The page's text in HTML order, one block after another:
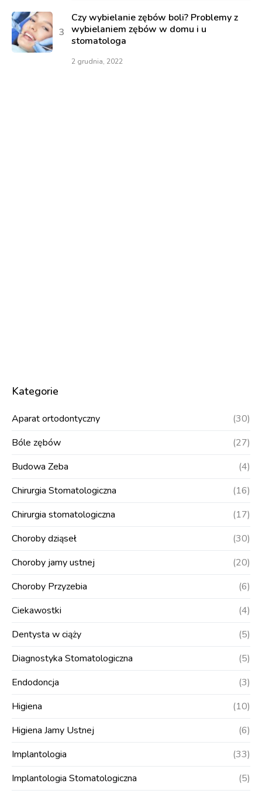
Czy wybielanie zębów boli? Problemy z
wybielaniem zębów w domu i u
stomatologa
2 grudnia, 2022
Kategorie
Aparat ortodontyczny
(30)
Bóle zębów
(27)
Budowa Zeba
(4)
Chirurgia Stomatologiczna
(16)
Chirurgia stomatologiczna
(17)
Choroby dziąseł
(30)
Choroby jamy ustnej
(20)
Choroby Przyzebia
(6)
Ciekawostki
(4)
Dentysta w ciąży
(5)
Diagnostyka Stomatologiczna
(5)
Endodoncja
(3)
Higiena
(10)
Higiena Jamy Ustnej
(6)
Implantologia
(33)
Implantologia Stomatologiczna
(5)